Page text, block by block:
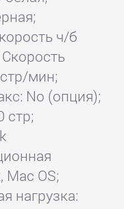
ч/б
мин;
No (опция);
стр;
Mac OS;
нагрузка: